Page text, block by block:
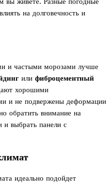
на долговечность и
и частыми морозами лучше
или фиброцементный
хорошими
и не подвержены деформации
обратить внимание на
и выбрать панели с
идеально подойдет